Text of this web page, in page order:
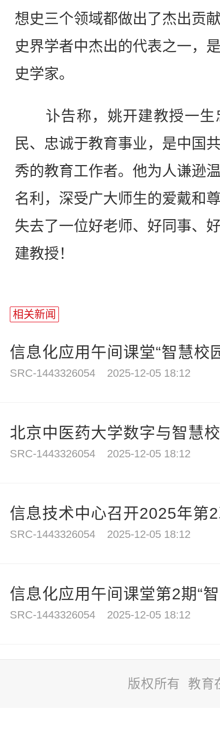
想史三个领域都做出了杰出贡
史界学者中杰出的代表之一，
史学家。
讣告称，姚开建教授一生
民、忠诚于教育事业，是中国
秀的教育工作者。他为人谦逊
名利，深受广大师生的爱戴和
失去了一位好老师、好同事、
建教授！
相关新闻
信息化应用午间课堂“智慧校
SRC-1443326054 2025-12-05 18:12
北京中医药大学数字与智慧
SRC-1443326054 2025-12-05 18:12
信息技术中心召开2025年第
SRC-1443326054 2025-12-05 18:12
信息化应用午间课堂第2期“
SRC-1443326054 2025-12-05 18:12
版权所有 教育